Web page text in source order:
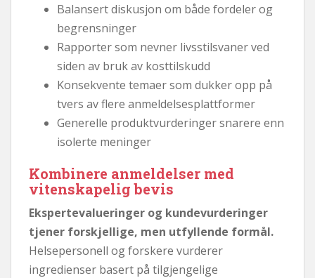
Balansert diskusjon om både fordeler og
begrensninger
Rapporter som nevner livsstilsvaner ved
siden av bruk av kosttilskudd
Konsekvente temaer som dukker opp på
tvers av flere anmeldelsesplattformer
Generelle produktvurderinger snarere enn
isolerte meninger
Kombinere anmeldelser med
vitenskapelig bevis
Ekspertevalueringer og kundevurderinger
tjener forskjellige, men utfyllende formål.
Helsepersonell og forskere vurderer
ingredienser basert på tilgjengelige